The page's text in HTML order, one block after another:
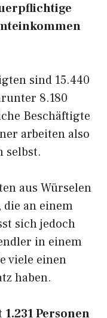
sind 15.440
8.180
Beschäftigte
arbeiten also
selbst.
aus Würselen
die an einem
sich jedoch
in einem
viele einen
haben.
1.231 Personen